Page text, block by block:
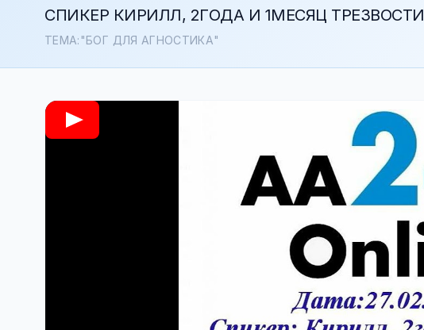
СПИКЕР КИРИЛЛ, 2ГОДА И 1МЕСЯЦ ТРЕЗВОСТИ
ТЕМА:"БОГ ДЛЯ АГНОСТИКА"